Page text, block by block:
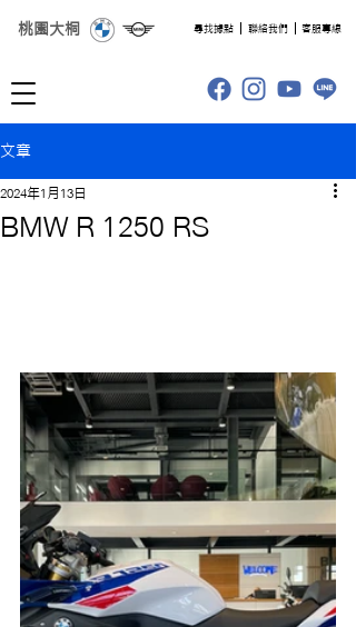
桃園大桐 ​尋找據點 聯絡我們 客服專線
文章
BMW R 1250 RS
2024年1月13日